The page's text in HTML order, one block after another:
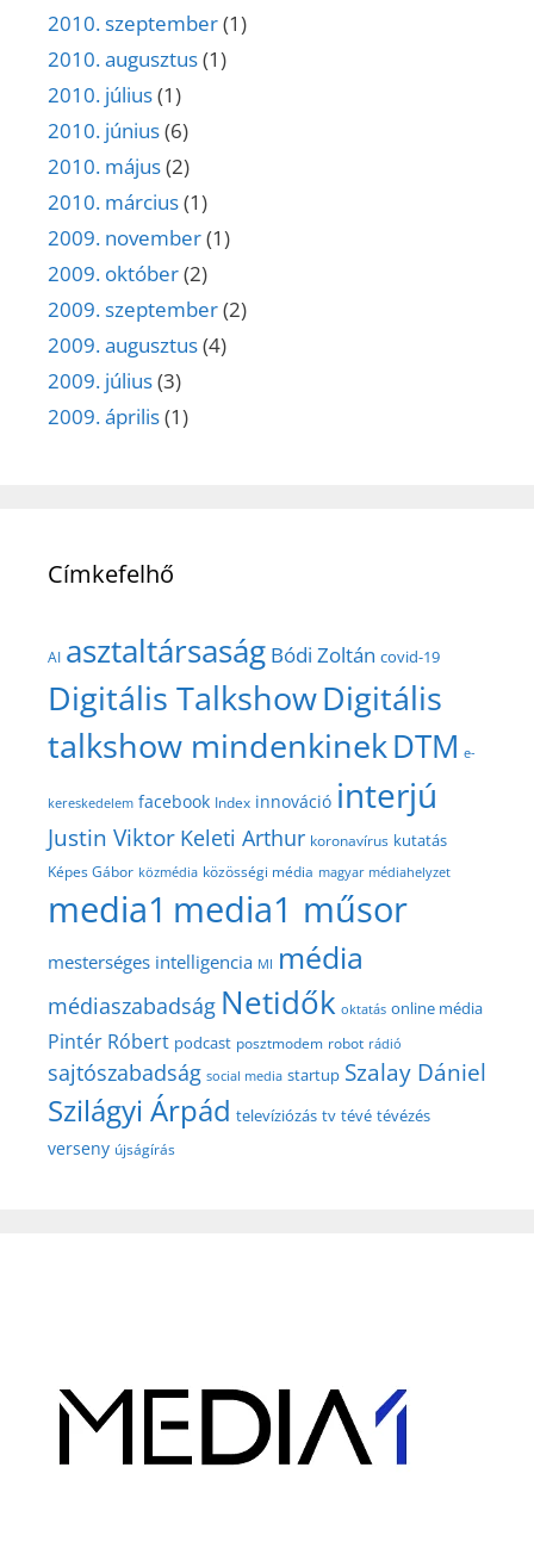
2010. szeptember(1)
2010. augusztus(1)
2010. július(1)
2010. június(6)
2010. május(2)
2010. március(1)
2009. november(1)
2009. október(2)
2009. szeptember(2)
2009. augusztus(4)
2009. július(3)
2009. április(1)
Címkefelhő
AI asztaltársaság Bódi Zoltán covid-19
Digitális TalkshowDigitális
talkshow mindenkinekDTM e-
kereskedelem facebook Index innováció interjú
Justin Viktor Keleti Arthur koronavírus kutatás
Képes Gábor közmédia közösségi média magyar médiahelyzet
media1 media1 műsor
mesterséges intelligencia MI média
médiaszabadság Netidők oktatás online média
Pintér Róbert podcast posztmodem robot rádió
sajtószabadság social media startup Szalay Dániel
Szilágyi Árpád televíziózás tv tévé tévézés
verseny újságírás